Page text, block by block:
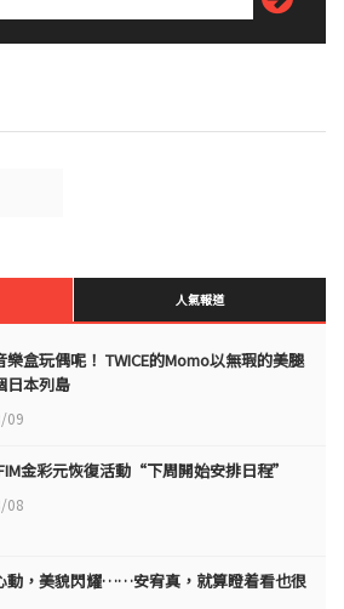
人氣報道
樂盒玩偶呢！ TWICE的Momo以無瑕的美腿
日本列島
09
金彩元恢復活動“下周開始安排日程”
08
動，美貌閃耀……安宥真，就算瞪着看也很